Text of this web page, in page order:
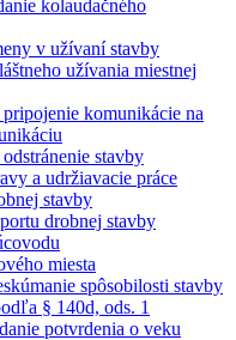
kolaudačného
v užívaní stavby
užívania miestnej
komunikácie na
stavby
a udržiavacie práce
stavby
drobnej stavby
miesta
spôsobilosti stavby
§ 140d, ods. 1
potvrdenia o veku